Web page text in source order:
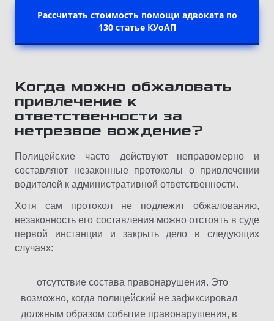
Рассчитать стоимость помощи адвоката по
130 статье КУоАП
Когда можно обжаловать
привлечение к
ответственности за
нетрезвое вождение?
Полицейские часто действуют неправомерно и
составляют незаконные протоколы о привлечении
водителей к административной ответственности.
Хотя сам протокол не подлежит обжалованию,
незаконность его составления можно отстоять в суде
первой инстанции и закрыть дело в следующих
случаях:
отсутствие состава правонарушения. Это
возможно, когда полицейский не зафиксировал
должным образом событие правонарушения, в